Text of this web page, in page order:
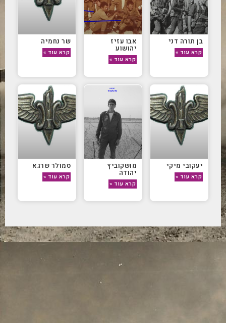
בן תורה דני
קרא עוד »
אבו עזיז
יהושוע
קרא עוד »
שר נחמיה
קרא עוד »
יעקובי מיקי
קרא עוד »
מושקוביץ
יהודה
קרא עוד »
סמולר שרגא
קרא עוד »